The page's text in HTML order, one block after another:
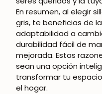
En resumen, al elegir
gris, te beneficias de
adaptabilidad a
durabilidad fácil de
mejorada. Estas
sean una opción
transformar tu
el hogar.